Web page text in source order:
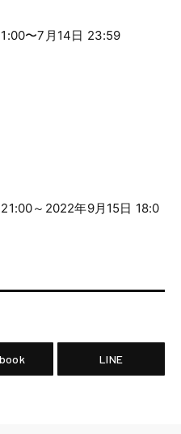
〜7月14日 23:59
～2022年9月15日 18:0
LINE